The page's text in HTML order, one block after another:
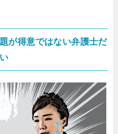
が得意ではない弁護士だ